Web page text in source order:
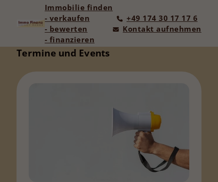
Immobilie finden
- verkaufen
- bewerten
- finanzieren
+49 174 30 17 17 6
Kontakt aufnehmen
Termine und Events